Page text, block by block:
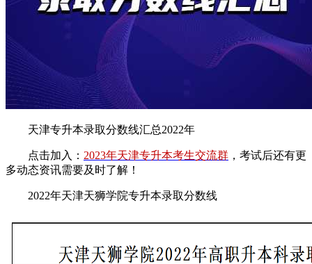
天津专升本录取分数线汇总2022年
点击加入： 2023年天津专升本考生交流群 ，考试后还有更
多动态资讯需要及时了解！
2022年天津天狮学院专升本录取分数线